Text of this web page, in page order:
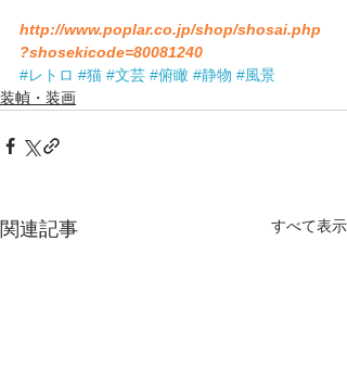
http://www.poplar.co.jp/shop/shosai.php
?shosekicode=80081240
#レトロ #猫 #文芸 #俯瞰 #静物 #風景
装幀・装画
関連記事 すべて表示